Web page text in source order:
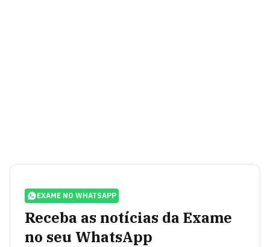
EXAME NO WHATSAPP
Receba as notícias da Exame
no seu WhatsApp